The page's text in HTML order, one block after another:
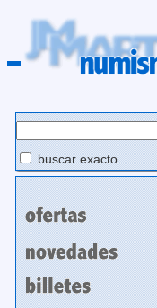
buscar exacto